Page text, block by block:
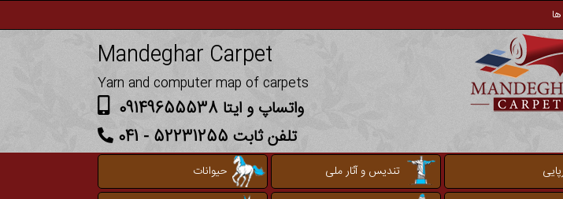
Mandeghar Carpet
Yarn and computer map of carpets
واتساپ و ایتا 09149655538
تلفن ثابت 52231255 - 041
تندیس و آثار ملی
حیوانات